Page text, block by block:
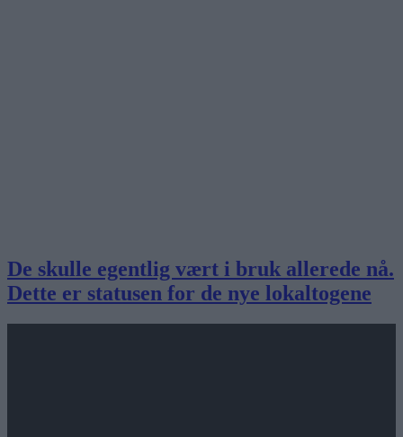
De skulle egentlig vært i bruk allerede nå.
Dette er statusen for de nye lokaltogene